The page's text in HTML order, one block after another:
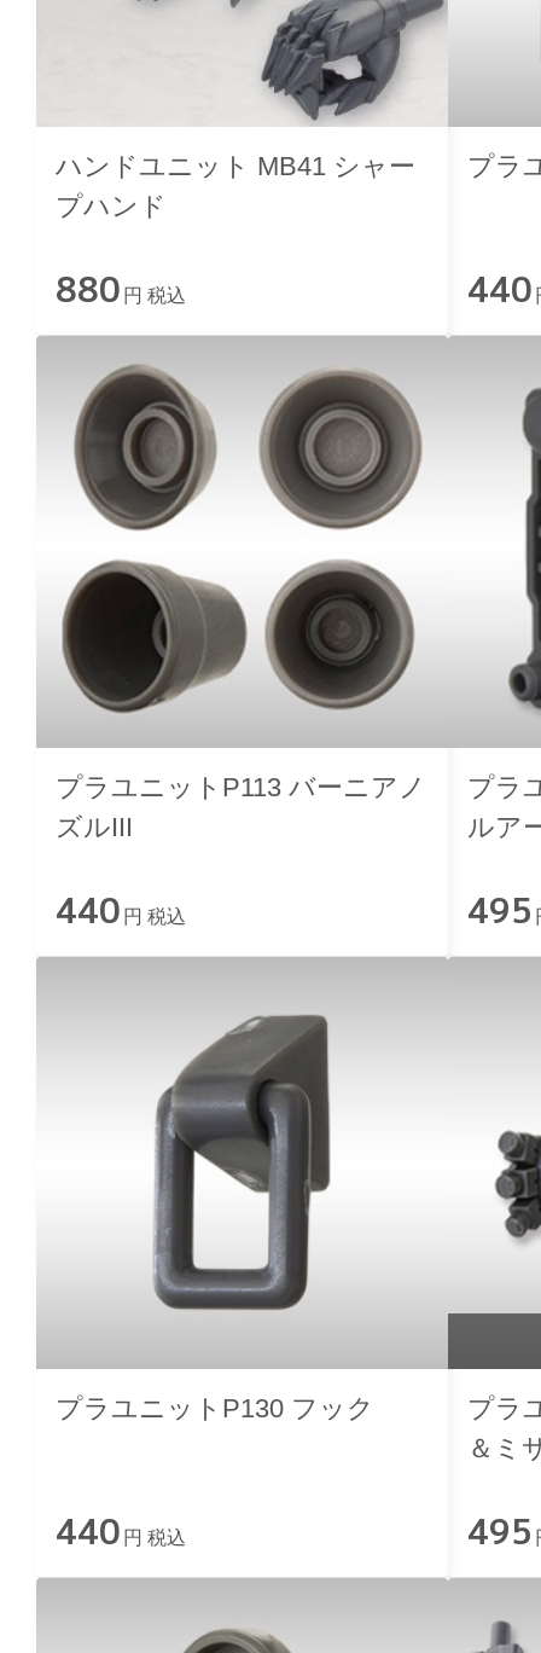
ハンドユニット MB41 シャー
プハンド
880 円 税込
プラ
440
プラユニットP113 バーニアノ
ズルIII
440 円 税込
プラ
ルア
495
プラユニットP130 フック
440 円 税込
プラ
＆ミ
495